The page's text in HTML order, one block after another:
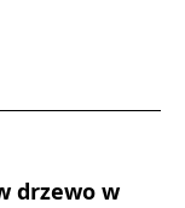
drzewo w